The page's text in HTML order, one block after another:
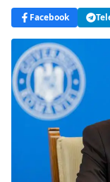
Facebook